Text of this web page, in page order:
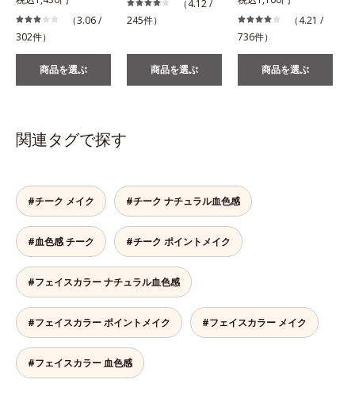
（3.06 /
302件）
商品を選ぶ
（4.12 /
245件）
商品を選ぶ
（4.21 /
736件）
商品を選ぶ
関連タグで探す
#チーク メイク #チーク ナチュラル血色感
#血色感 チーク #チーク ポイントメイク
#フェイスカラー ナチュラル血色感
#フェイスカラー ポイントメイク #フェイスカラー メイク
#フェイスカラー 血色感